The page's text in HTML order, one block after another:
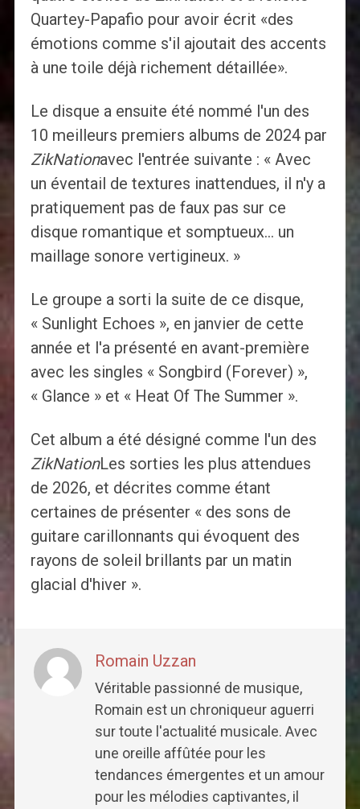
Quartey-Papafio pour avoir écrit «des
émotions comme s'il ajoutait des accents
à une toile déjà richement détaillée».
Le disque a ensuite été nommé l'un des
10 meilleurs premiers albums de 2024 par
ZikNationavec l'entrée suivante : « Avec
un éventail de textures inattendues, il n'y a
pratiquement pas de faux pas sur ce
disque romantique et somptueux… un
maillage sonore vertigineux. »
Le groupe a sorti la suite de ce disque,
« Sunlight Echoes », en janvier de cette
année et l'a présenté en avant-première
avec les singles « Songbird (Forever) »,
« Glance » et « Heat Of The Summer ».
Cet album a été désigné comme l'un des
ZikNationLes sorties les plus attendues
de 2026, et décrites comme étant
certaines de présenter « des sons de
guitare carillonnants qui évoquent des
rayons de soleil brillants par un matin
glacial d'hiver ».
Romain Uzzan
Véritable passionné de musique,
Romain est un chroniqueur aguerri
sur toute l'actualité musicale. Avec
une oreille affûtée pour les
tendances émergentes et un amour
pour les mélodies captivantes, il